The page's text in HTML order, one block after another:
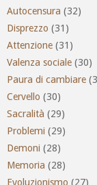
Autocensura (32)
Disprezzo (31)
Attenzione (31)
Valenza sociale (30)
Paura di cambiare
Cervello (30)
Sacralità (29)
Problemi (29)
Demoni (28)
Memoria (28)
Evoluzionismo (27)